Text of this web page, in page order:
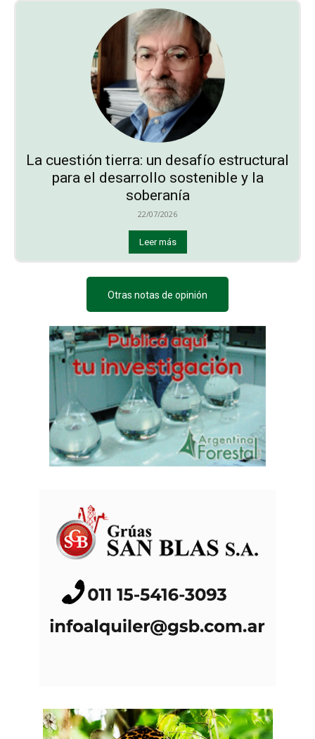
La cuestión tierra: un desafío estructural
para el desarrollo sostenible y la
soberanía
22/07/2026
Leer más
Otras notas de opinión